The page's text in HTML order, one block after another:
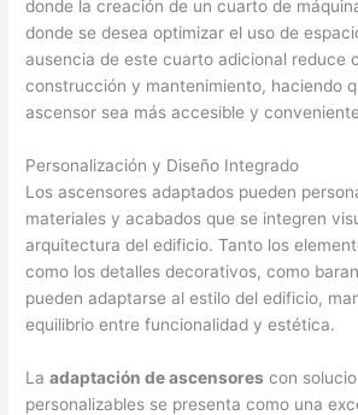
donde la creación de un cuarto de
donde se desea optimizar el uso de
ausencia de este cuarto adicional reduce
construcción y mantenimiento, haciendo
ascensor sea más accesible y
Personalización y Diseño Integrado
Los ascensores adaptados pueden
materiales y acabados que se integren
arquitectura del edificio. Tanto los
como los detalles decorativos, como
pueden adaptarse al estilo del edificio,
equilibrio entre funcionalidad y estética.
Laadaptación de ascensores con
personalizables se presenta como una